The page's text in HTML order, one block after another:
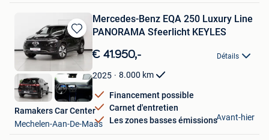
Sauvegarder
dans
Mes
Favoris
Mercedes-Benz EQA 250 Luxury Line
PANORAMA Sfeerlicht KEYLES
€ 41.950,- Détails
2025 8.000 km
Financement possible
Carnet d'entretien
Les zones basses émissions
Ramakers Car Center
Mechelen-Aan-De-Maas
Avant-hier